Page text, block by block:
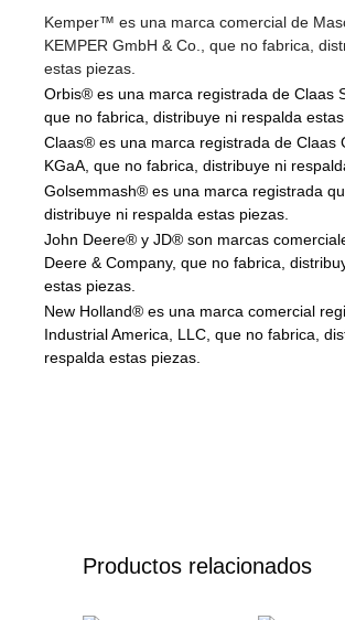
Kemper™ es una marca comercial de
KEMPER GmbH & Co., que no fabrica,
estas piezas.
Orbis® es una marca registrada de Claas
que no fabrica, distribuye ni respalda estas
Claas® es una marca registrada de Claas
KGaA, que no fabrica, distribuye ni
Golsemmash® es una marca registrada
distribuye ni respalda estas piezas.
John Deere® y JD® son marcas
Deere & Company, que no fabrica,
estas piezas.
New Holland® es una marca comercial
Industrial America, LLC, que no fabrica,
respalda estas piezas.
Productos relacionados